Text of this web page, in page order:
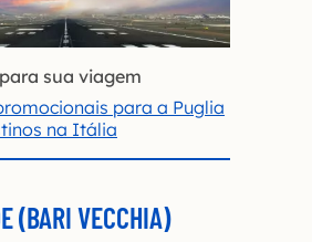
sua viagem
para a Puglia
na Itália
(BARI VECCHIA)